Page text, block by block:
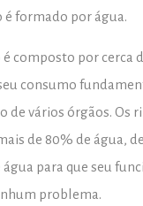
é formado por água.
composto por cerca
consumo
de vários órgãos. Os
de 80% de água,
para que seu
problema.